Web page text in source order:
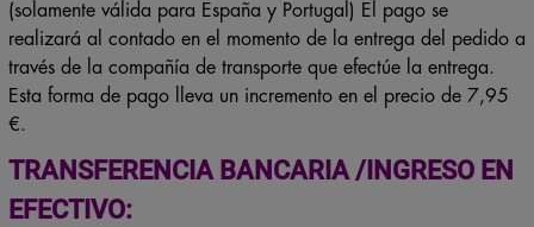
(solamente válida para España y Portugal) El pago se
realizará al contado en el momento de la entrega del pedido a
través de la compañía de transporte que efectúe la entrega.
Esta forma de pago lleva un incremento en el precio de 7,95
€.
TRANSFERENCIA BANCARIA /INGRESO EN
EFECTIVO: